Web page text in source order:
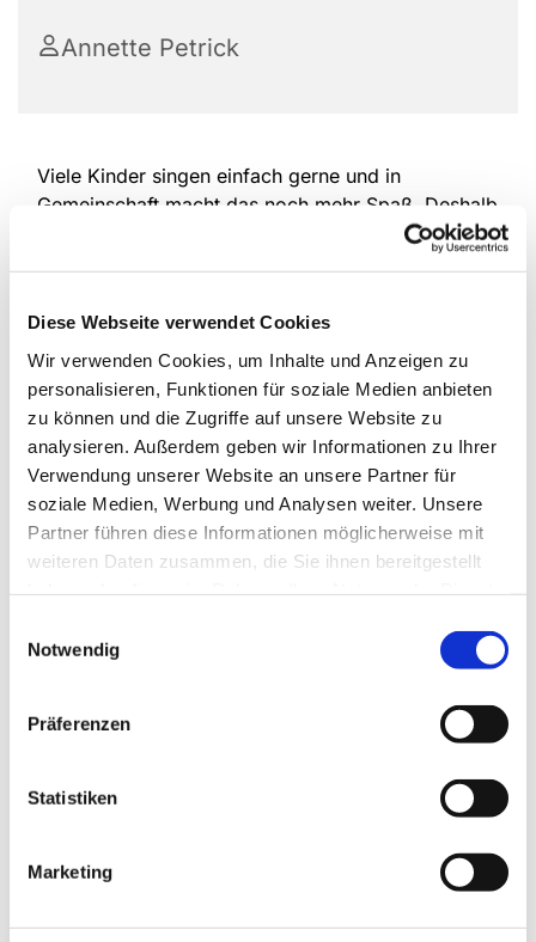
Diese Webseite verwendet Cookies
Wir verwenden Cookies, um Inhalte und Anzeigen zu
personalisieren, Funktionen für soziale Medien anbieten
zu können und die Zugriffe auf unsere Website zu
analysieren. Außerdem geben wir Informationen zu Ihrer
Verwendung unserer Website an unsere Partner für
soziale Medien, Werbung und Analysen weiter. Unsere
Partner führen diese Informationen möglicherweise mit
weiteren Daten zusammen, die Sie ihnen bereitgestellt
Notwendig
Präferenzen
Statistiken
Marketing
Annette Petrick
Viele Kinder singen einfach gerne und in
Gemeinschaft macht das noch mehr Spaß. Deshalb
treffen sich die drei Kinderchorgruppen unserer
Lieder, die kindgemäß und spielerisch eingeführt
werden, aber auch die Bewegung kommt nicht zu
kurz und manchmal erklingen auch Instrumente.
An Schultagen
Anette Petrick, Tel. 0151 / 72 14 02 57
Mail: petrick@kirche-steinhagen.de